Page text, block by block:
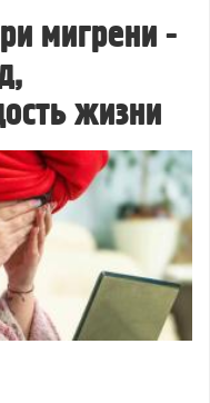
мигрени -
жизни